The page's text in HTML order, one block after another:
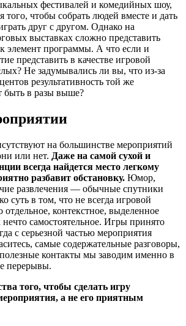
фестивалей и комедийных шоу,
того, чтобы собрать людей вместе и дать
друг с другом. Однако на
выставках сложно представить
элемент программы. А что если и
представить в качестве игровой
Не задумывались ли вы, что из-за
результативность той же
быть в разы выше?
на большинстве мероприятий
или нет. Даже на самой сухой и
всегда найдется место легкому
разбавит обстановку. Юмор,
развлечения — обычные спутники
суть в том, что не всегда игровой
контекстное, выделенное
нечто самостоятельное. Игры принято
с серьезной частью мероприятия
самые содержательные разговоры,
контакты мы заводим именно в
перерывы.
того, чтобы сделать игру
а не его приятным